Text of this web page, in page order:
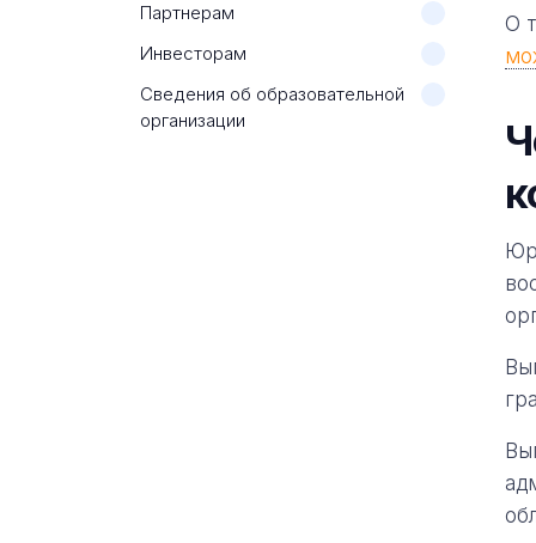
Партнерам
Инвесторам
Сведения об образовательной
организации
О